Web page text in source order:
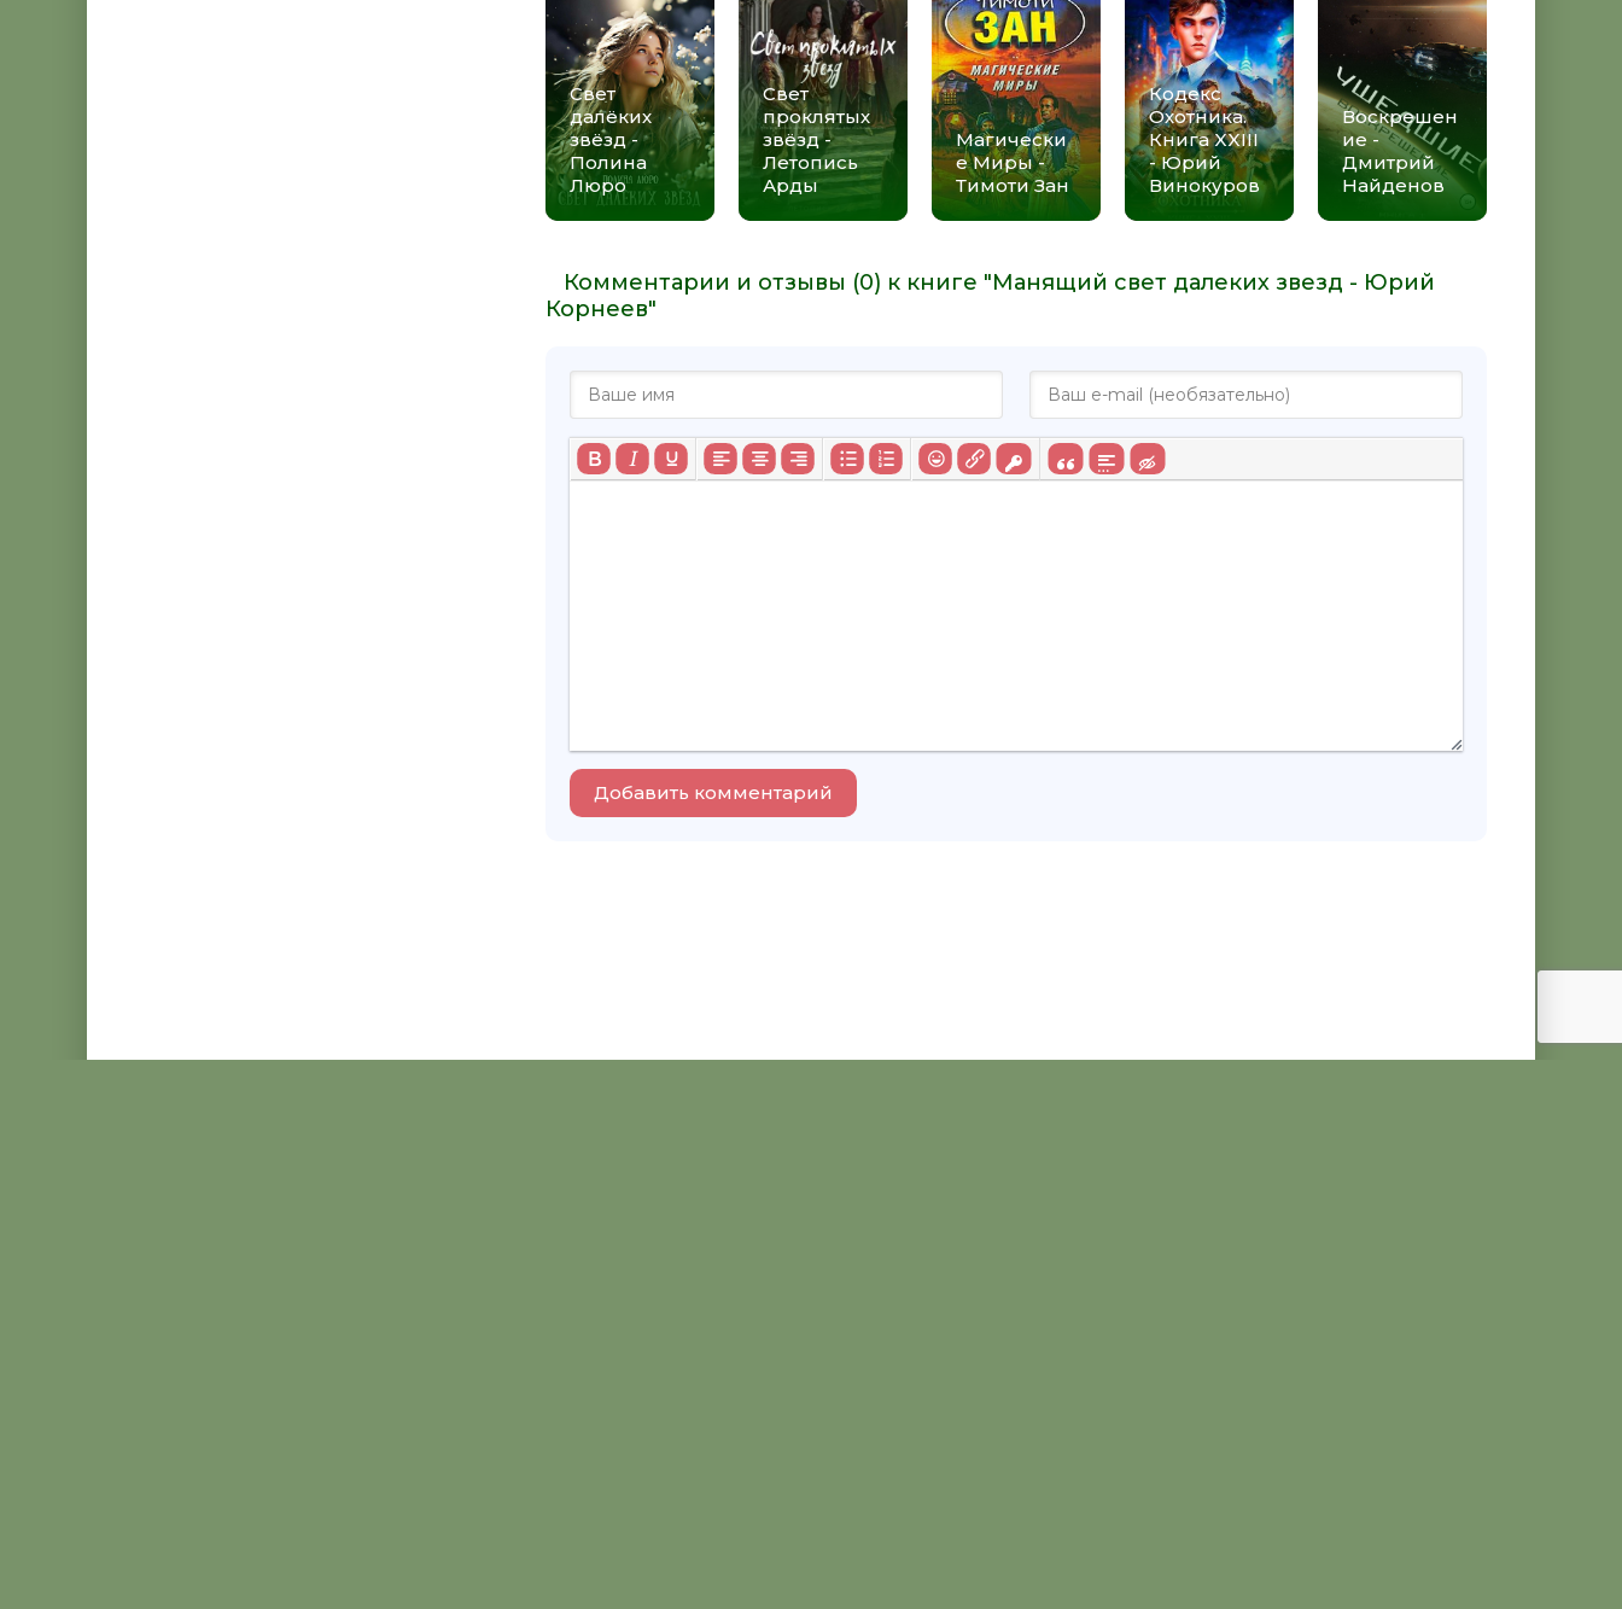
Свет
далёких
звёзд -
Полина
Люро
Свет
проклятых
звёзд -
Летопись
Арды
Магически
е Миры -
Тимоти Зан
Кодекс
Охотника.
Книга XXIII
- Юрий
Винокуров
Воскрешен
ие -
Дмитрий
Найденов
Комментарии и отзывы (0) к книге "Манящий свет далеких звезд - Юрий
Корнеев"
Добавить комментарий